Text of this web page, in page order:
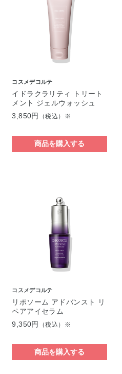
コスメデコルテ
イドラクラリティ トリート
メント ジェルウォッシュ
3,850円
（税込）※
商品を購入する
コスメデコルテ
リポソーム アドバンスト リ
ペアアイセラム
9,350円
（税込）※
商品を購入する